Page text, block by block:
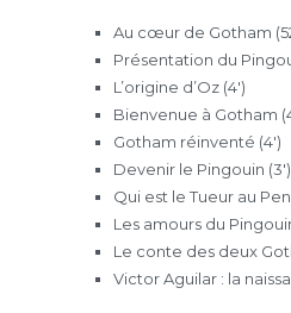
Au cœur de Gotham
Présentation du
L’origine d’Oz (4′)
Bienvenue à Gotham
Gotham réinventé (4′)
Devenir le Pingouin (3′)
Qui est le Tueur au
Les amours du
Le conte des deux
Victor Aguilar : la